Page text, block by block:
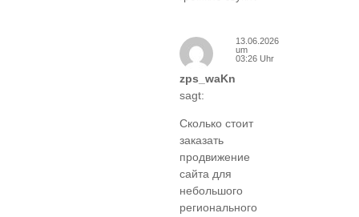
zps_waKn
sagt:
13.06.2026
um
03:26 Uhr
Сколько стоит
заказать
продвижение
сайта для
небольшого
регионального